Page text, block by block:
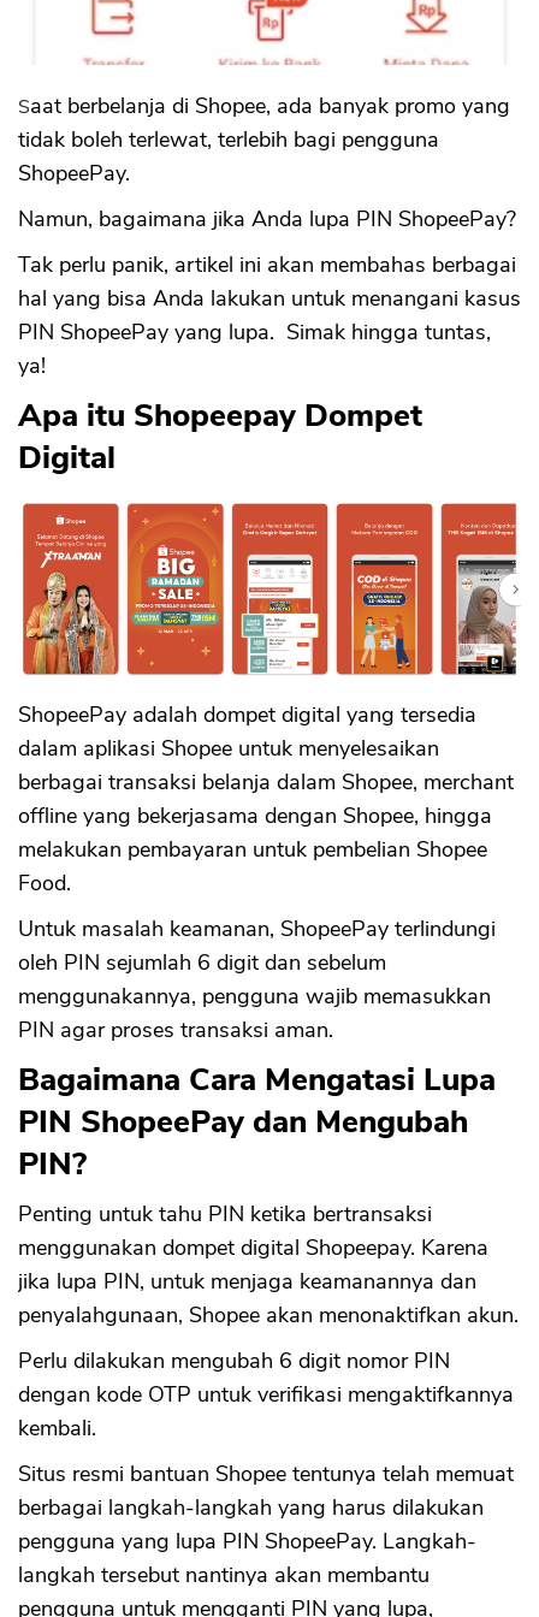
Saat berbelanja di Shopee, ada banyak promo yang
tidak boleh terlewat, terlebih bagi pengguna
ShopeePay.
Namun, bagaimana jika Anda lupa PIN ShopeePay?
Tak perlu panik, artikel ini akan membahas berbagai
hal yang bisa Anda lakukan untuk menangani kasus
PIN ShopeePay yang lupa. Simak hingga tuntas,
ya!
Apa itu Shopeepay Dompet
Digital
ShopeePay adalah dompet digital yang tersedia
dalam aplikasi Shopee untuk menyelesaikan
berbagai transaksi belanja dalam Shopee, merchant
offline yang bekerjasama dengan Shopee, hingga
melakukan pembayaran untuk pembelian Shopee
Food.
Untuk masalah keamanan, ShopeePay terlindungi
oleh PIN sejumlah 6 digit dan sebelum
menggunakannya, pengguna wajib memasukkan
PIN agar proses transaksi aman.
Bagaimana Cara Mengatasi Lupa
PIN ShopeePay dan Mengubah
PIN?
Penting untuk tahu PIN ketika bertransaksi
menggunakan dompet digital Shopeepay. Karena
jika lupa PIN, untuk menjaga keamanannya dan
penyalahgunaan, Shopee akan menonaktifkan akun.
Perlu dilakukan mengubah 6 digit nomor PIN
dengan kode OTP untuk verifikasi mengaktifkannya
kembali.
Situs resmi bantuan Shopee tentunya telah memuat
berbagai langkah-langkah yang harus dilakukan
pengguna yang lupa PIN ShopeePay. Langkah-
langkah tersebut nantinya akan membantu
pengguna untuk mengganti PIN yang lupa,